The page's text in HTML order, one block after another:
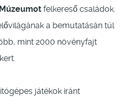
felkereső családok.
a bemutatásán túl
mint 2000 növényfajt
játékok iránt